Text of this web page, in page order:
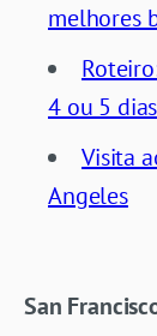
melhores
4 ou 5 dias
Visita
Angeles
San